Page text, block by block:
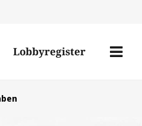
Lobbyregister
Menü